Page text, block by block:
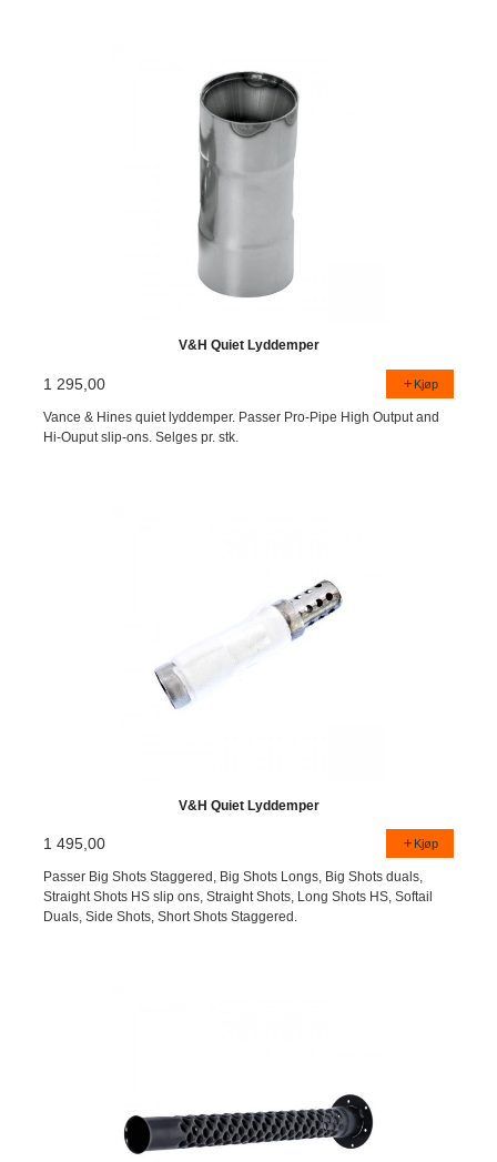
V&H Quiet Lyddemper
1 295,00 Kjøp
Vance & Hines quiet lyddemper. Passer Pro-Pipe High Output and
Hi-Ouput slip-ons. Selges pr. stk.
V&H Quiet Lyddemper
1 495,00 Kjøp
Passer Big Shots Staggered, Big Shots Longs, Big Shots duals,
Straight Shots HS slip ons, Straight Shots, Long Shots HS, Softail
Duals, Side Shots, Short Shots Staggered.